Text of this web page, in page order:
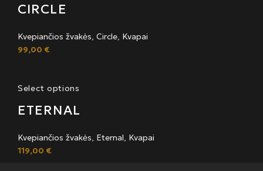
CIRCLE
Kvepiančios žvakės Circle Kvapai
99,00 €
Select options
ETERNAL
Kvepiančios žvakės, Eternal, Kvapai
119,00 €